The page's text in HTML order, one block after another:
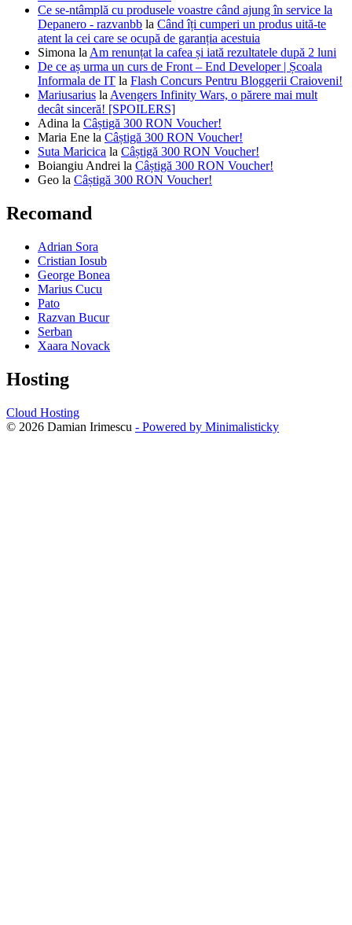
Ce se-ntâmplă cu produsele voastre când ajung în service la
Depanero - razvanbb la Când îți cumperi un produs uită-te
atent la cei care se ocupă de garanția acestuia
Simona la Am renunțat la cafea și iată rezultatele după 2 luni
De ce aș urma un curs de Front – End Developer | Școala
Informala de IT la Flash Concurs Pentru Bloggerii Craioveni!
Mariusarius la Avengers Infinity Wars, o părere mai mult
decât sinceră! [SPOILERS]
Adina la Câștigă 300 RON Voucher!
Maria Ene la Câștigă 300 RON Voucher!
Suta Maricica la Câștigă 300 RON Voucher!
Boiangiu Andrei la Câștigă 300 RON Voucher!
Geo la Câștigă 300 RON Voucher!
Recomand
Adrian Sora
Cristian Iosub
George Bonea
Marius Cucu
Pato
Razvan Bucur
Serban
Xaara Novack
Hosting
Cloud Hosting
© 2026 Damian Irimescu - Powered by Minimalisticky